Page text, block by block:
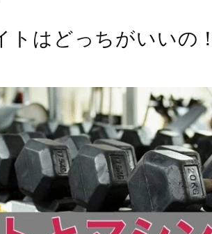
トはどっちがいいの